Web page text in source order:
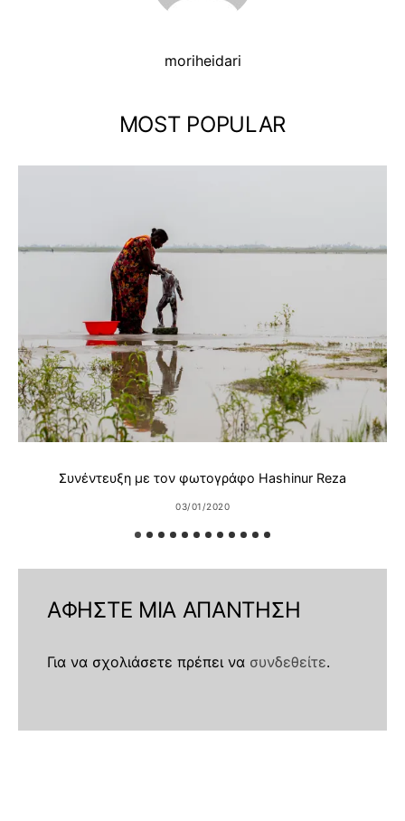
moriheidari
MOST POPULAR
Συνέντευξη με τον φωτογράφο Hashinur Reza
03/01/2020
ΑΦΉΣΤΕ ΜΙΑ ΑΠΆΝΤΗΣΗ
Για να σχολιάσετε πρέπει να συνδεθείτε.